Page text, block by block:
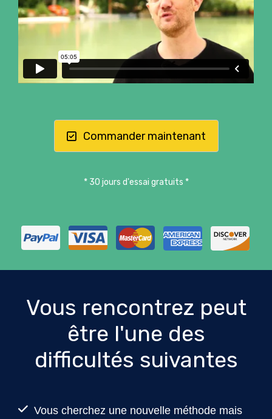
Commander maintenant
* 30 jours d'essai gratuits *
Vous rencontrez peut
être l'une des
difficultés suivantes
Vous cherchez une nouvelle méthode mais